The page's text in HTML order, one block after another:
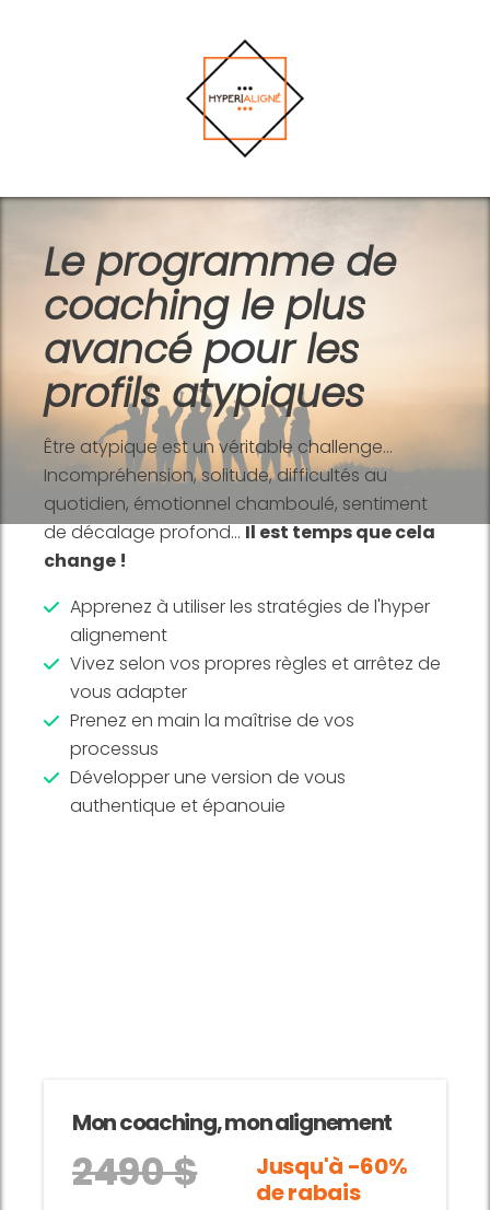
Le programme de
coaching le plus
avancé pour les
profils atypiques
Être atypique est un véritable challenge...
Incompréhension, solitude, difficultés au
quotidien, émotionnel chamboulé, sentiment
de décalage profond...Il est temps que cela
change !
Apprenez à utiliser les stratégies de l'hyper
alignement
Vivez selon vos propres règles et arrêtez de
vous adapter
Prenez en main la maîtrise de vos
processus
Développer une version de vous
authentique et épanouie
Mon coaching, mon alignement
2490 $
Jusqu'à -60%
de rabais